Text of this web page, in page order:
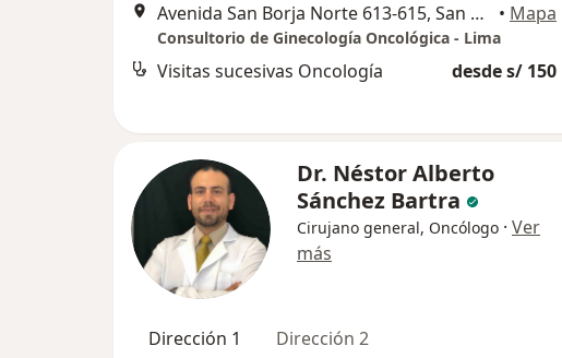
Avenida San Borja Norte 613-615, San Borja, Lima, Perú, San Borja • Mapa
Consultorio de Ginecología Oncológica - Lima
Visitas sucesivas Oncología desde s/ 150
Dr. Néstor Alberto
Sánchez Bartra
Cirujano general, Oncólogo · Ver
más
Dirección 1 Dirección 2